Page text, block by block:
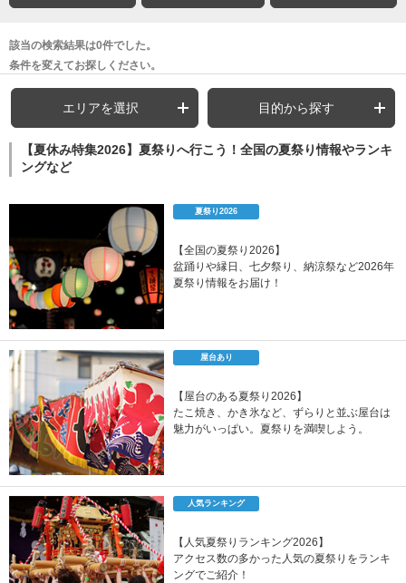
該当の検索結果は0件でした。
条件を変えてお探しください。
エリアを選択 目的から探す
【夏休み特集2026】夏祭りへ行こう！全国の夏祭り情報やランキ
ングなど
夏祭り2026
【全国の夏祭り2026】
盆踊りや縁日、七夕祭り、納涼祭など2026年
夏祭り情報をお届け！
屋台あり
【屋台のある夏祭り2026】
たこ焼き、かき氷など、ずらりと並ぶ屋台は
魅力がいっぱい。夏祭りを満喫しよう。
人気ランキング
【人気夏祭りランキング2026】
アクセス数の多かった人気の夏祭りをランキ
ングでご紹介！